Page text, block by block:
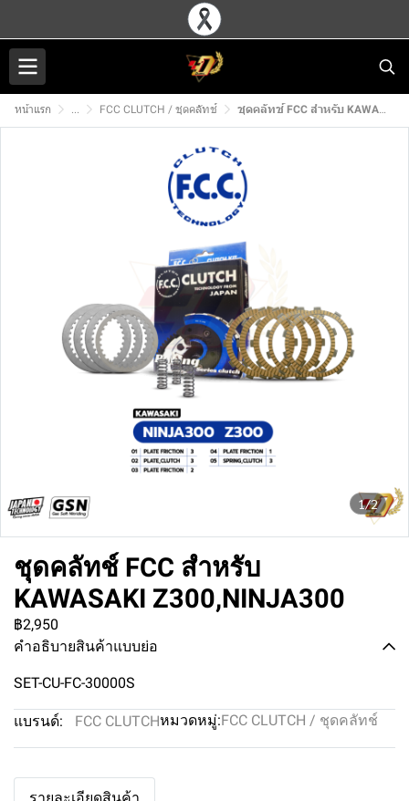
หน้าแรก ... FCC CLUTCH / ชุดคลัทช์ ชุดคลัทช์ FCC สำหรับ KAWASAKI Z300,NINJA300
1/2
ชุดคลัทช์ FCC สำหรับ
KAWASAKI Z300,NINJA300
฿2,950
คำอธิบายสินค้าแบบย่อ
SET-CU-FC-30000S
แบรนด์: FCC CLUTCHหมวดหมู่:FCC CLUTCH / ชุดคลัทช์